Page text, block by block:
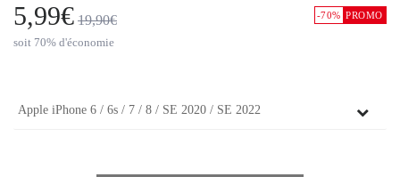
-70% PROMO
5,99€ 19,90€
soit 70% d'économie